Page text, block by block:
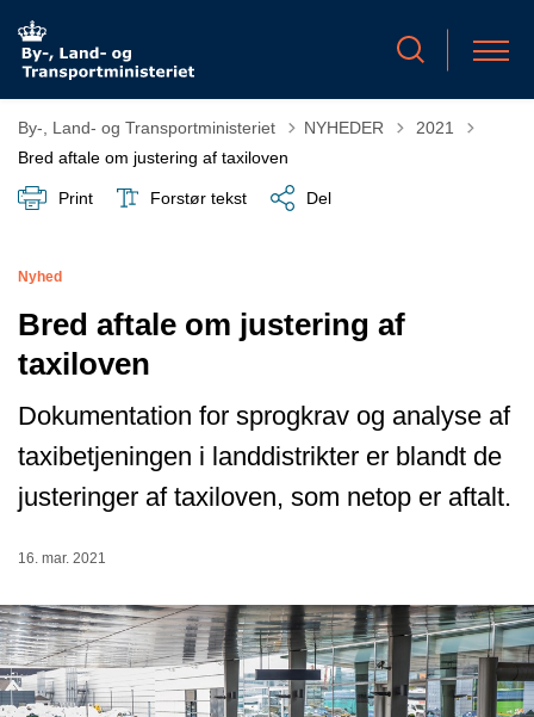
By-, Land- og Transportministeriet NYHEDER Tilbage til
2021
Bred aftale om justering af taxiloven
Print Forstør tekst Del
Nyhed
Bred aftale om justering af
taxiloven
Dokumentation for sprogkrav og analyse af
taxibetjeningen i landdistrikter er blandt de
justeringer af taxiloven, som netop er aftalt.
16. mar. 2021